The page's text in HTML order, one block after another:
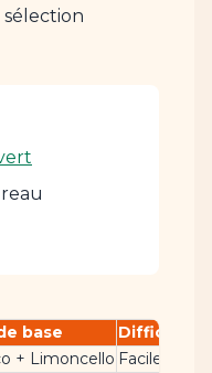
base Difficulté
+ Limoncello Facile